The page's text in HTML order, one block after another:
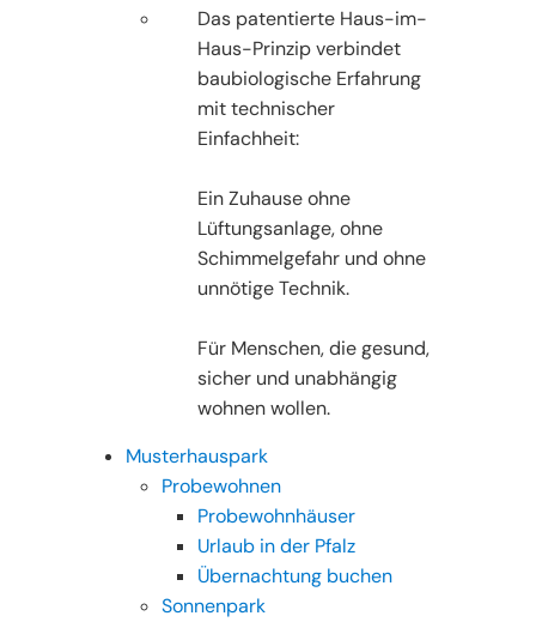
Das patentierte Haus-im-
Haus-Prinzip verbindet
baubiologische Erfahrung
mit technischer
Einfachheit:
Ein Zuhause ohne
Lüftungsanlage, ohne
Schimmelgefahr und ohne
unnötige Technik.
Für Menschen, die gesund,
sicher und unabhängig
wohnen wollen.
Musterhauspark
Probewohnen
Probewohnhäuser
Urlaub in der Pfalz
Übernachtung buchen
Sonnenpark